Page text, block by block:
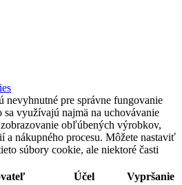
nevyhnutné pre správne fungovanie
sa využívajú najmä na uchovávanie
obľúbených výrobkov,
a nákupného procesu. Môžete nastaviť
súbory cookie, ale niektoré časti
Účel Vypršanie